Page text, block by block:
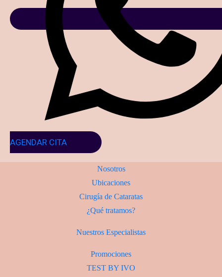
AGENDAR CITA
Nosotros
Ubicaciones
Cirugía de Cataratas
¿Qué tratamos?
Nuestros Especialistas
Promociones
TEST BY IVO